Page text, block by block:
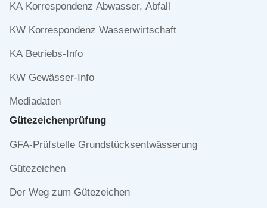
KA Korrespondenz Abwasser, Abfall
KW Korrespondenz Wasserwirtschaft
KA Betriebs-Info
KW Gewässer-Info
Mediadaten
Gütezeichen­prüfung
Navigation
GFA-Prüfstelle Grundstücksentwässerung
Gütezeichen
Der Weg zum Gütezeichen